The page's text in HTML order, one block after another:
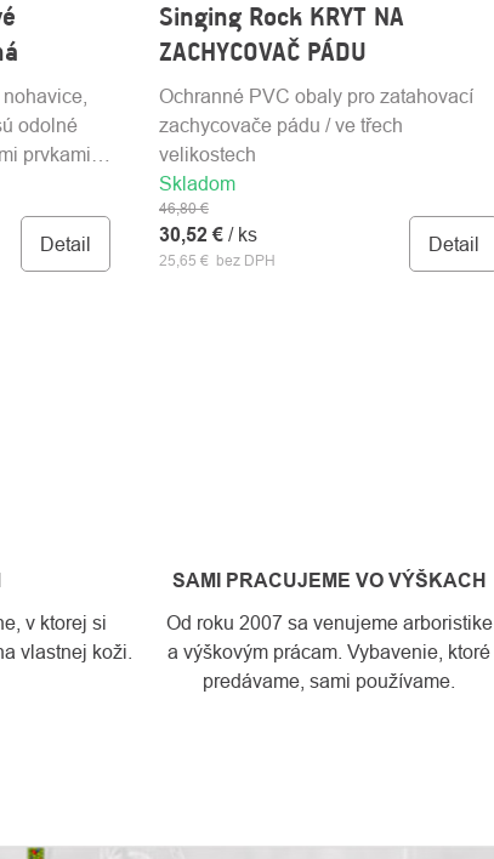
Detail
odolné
prvkami a
Singing Rock KRYT NA
ZACHYCOVAČ PÁDU
Skladom
25,65 € bez DPH
46,80 €
30,52 € / ks Detail
Ochranné PVC obaly pro zatahovací
zachycovače pádu / ve třech
velikostech
v ktorej si
vlastnej koži.
SAMI PRACUJEME VO VÝŠKACH
Od roku 2007 sa venujeme arboristike
a výškovým prácam. Vybavenie, ktoré
predávame, sami používame.